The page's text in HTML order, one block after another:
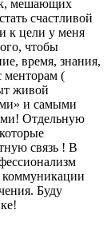
мешающих
счастливой
к цели у меня
чтобы
время, знания,
менторам (
живой
и самыми
Отдельную
связь ! В
коммуникации
Буду